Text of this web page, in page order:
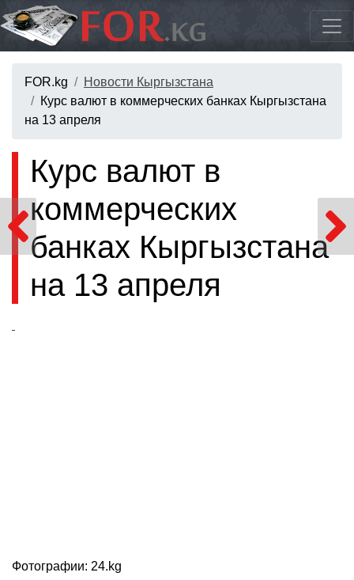
FOR.kg
Новости Кыргызстана
Курс валют в коммерческих банках Кыргызстана
на 13 апреля
Курс валют в
коммерческих
банках Кыргызстана
на 13 апреля
Фотографии: 24.kg